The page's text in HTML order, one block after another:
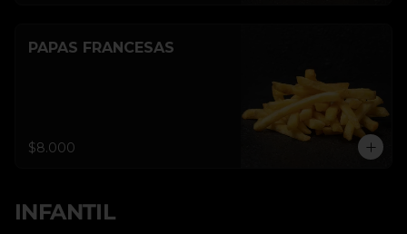
PAPAS FRANCESAS
$8.000
INFANTIL